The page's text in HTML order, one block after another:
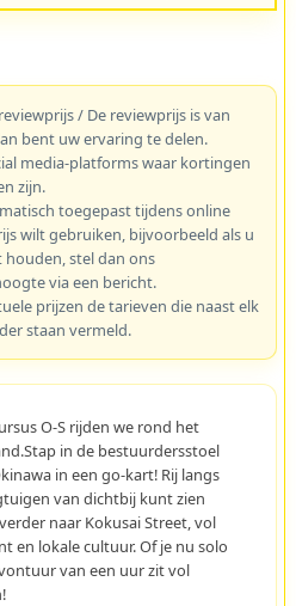
/ De reviewprijs is van
bent uw ervaring te delen.
media-platforms waar kortingen
zijn.
toegepast tijdens online
wilt gebruiken, bijvoorbeeld als u
stel dan ons
via een bericht.
prijzen de tarieven die naast elk
staan vermeld.
O-S rijden we rond het
in de bestuurdersstoel
in een go-kart! Rij langs
van dichtbij kunt zien
naar Kokusai Street, vol
en lokale cultuur. Of je nu solo
van een uur zit vol